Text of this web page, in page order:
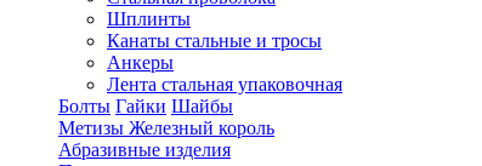
Шплинты
Канаты стальные и тросы
Анкеры
Лента стальная упаковочная
Болты Гайки Шайбы
Метизы Железный король
Абразивные изделия